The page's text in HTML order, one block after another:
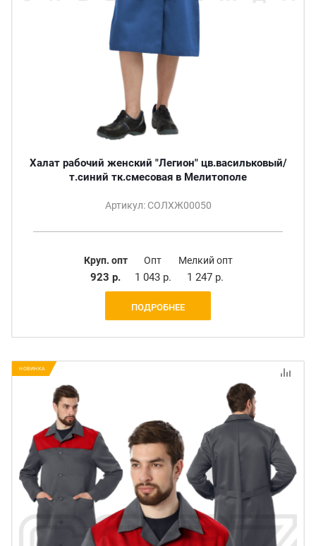
Халат рабочий женский "Легион" цв.васильковый/
т.синий тк.смесовая в Мелитополе
Артикул: СОЛХЖ00050
Круп. опт
923 р.
Опт
1 043 р.
Мелкий опт
1 247 р.
ПОДРОБНЕЕ
НОВИНКА